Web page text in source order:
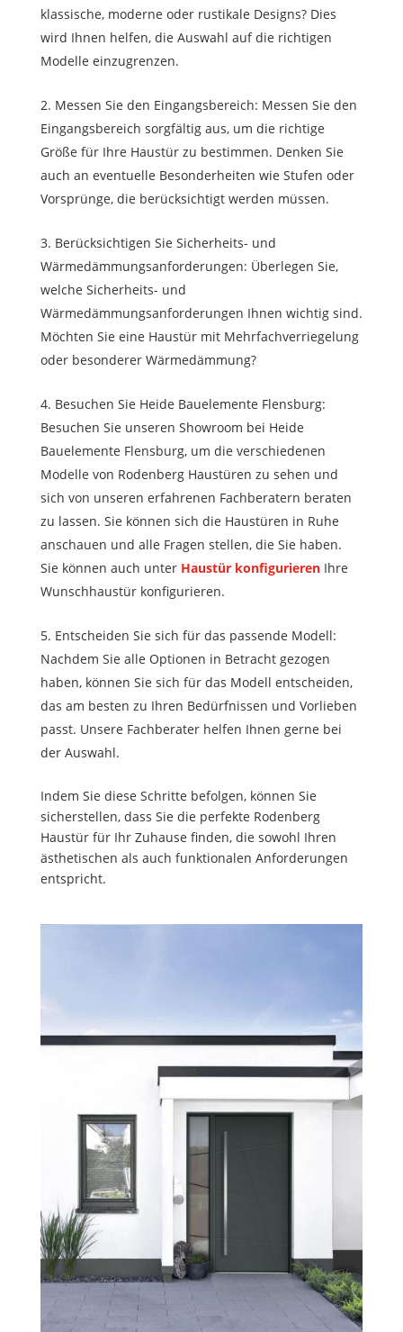
klassische, moderne oder rustikale Designs? Dies
wird Ihnen helfen, die Auswahl auf die richtigen
Modelle einzugrenzen.
Messen Sie den Eingangsbereich: Messen Sie den
Eingangsbereich sorgfältig aus, um die richtige
Größe für Ihre Haustür zu bestimmen. Denken Sie
auch an eventuelle Besonderheiten wie Stufen oder
Vorsprünge, die berücksichtigt werden müssen.
Berücksichtigen Sie Sicherheits- und
Wärmedämmungsanforderungen: Überlegen Sie,
welche Sicherheits- und
Wärmedämmungsanforderungen Ihnen wichtig sind.
Möchten Sie eine Haustür mit Mehrfachverriegelung
oder besonderer Wärmedämmung?
Besuchen Sie Heide Bauelemente Flensburg:
Besuchen Sie unseren Showroom bei Heide
Bauelemente Flensburg, um die verschiedenen
Modelle von Rodenberg Haustüren zu sehen und
sich von unseren erfahrenen Fachberatern beraten
zu lassen. Sie können sich die Haustüren in Ruhe
anschauen und alle Fragen stellen, die Sie haben.
Sie können auch unter Haustür konfigurierenIhre
Wunschhaustür konfigurieren.
Entscheiden Sie sich für das passende Modell:
Nachdem Sie alle Optionen in Betracht gezogen
haben, können Sie sich für das Modell entscheiden,
das am besten zu Ihren Bedürfnissen und Vorlieben
passt. Unsere Fachberater helfen Ihnen gerne bei
der Auswahl.
Indem Sie diese Schritte befolgen, können Sie
sicherstellen, dass Sie die perfekte Rodenberg
Haustür für Ihr Zuhause finden, die sowohl Ihren
ästhetischen als auch funktionalen Anforderungen
entspricht.